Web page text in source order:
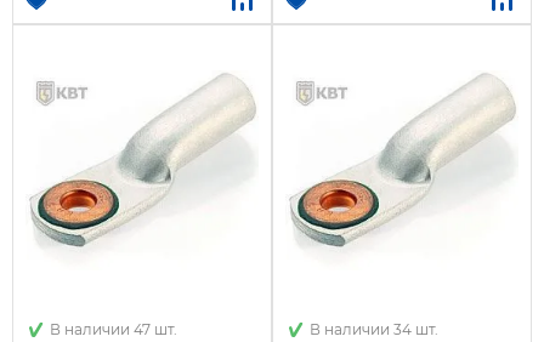
В наличии 47 шт. В наличии 34 шт.